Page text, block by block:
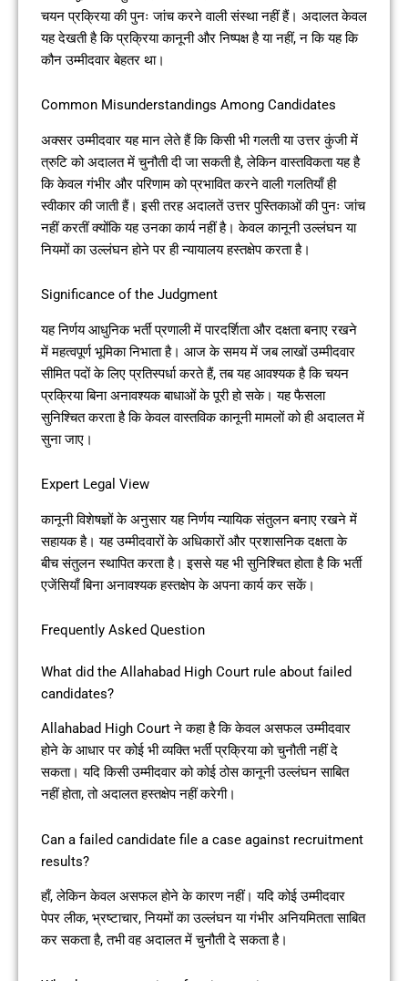
चयन प्रक्रिया की पुनः जांच करने वाली संस्था नहीं हैं। अदालत केवल
यह देखती है कि प्रक्रिया कानूनी और निष्पक्ष है या नहीं, न कि यह कि
कौन उम्मीदवार बेहतर था।
Common Misunderstandings Among Candidates
अक्सर उम्मीदवार यह मान लेते हैं कि किसी भी गलती या उत्तर कुंजी में
त्रुटि को अदालत में चुनौती दी जा सकती है, लेकिन वास्तविकता यह है
कि केवल गंभीर और परिणाम को प्रभावित करने वाली गलतियाँ ही
स्वीकार की जाती हैं। इसी तरह अदालतें उत्तर पुस्तिकाओं की पुनः जांच
नहीं करतीं क्योंकि यह उनका कार्य नहीं है। केवल कानूनी उल्लंघन या
नियमों का उल्लंघन होने पर ही न्यायालय हस्तक्षेप करता है।
Significance of the Judgment
यह निर्णय आधुनिक भर्ती प्रणाली में पारदर्शिता और दक्षता बनाए रखने
में महत्वपूर्ण भूमिका निभाता है। आज के समय में जब लाखों उम्मीदवार
सीमित पदों के लिए प्रतिस्पर्धा करते हैं, तब यह आवश्यक है कि चयन
प्रक्रिया बिना अनावश्यक बाधाओं के पूरी हो सके। यह फैसला
सुनिश्चित करता है कि केवल वास्तविक कानूनी मामलों को ही अदालत में
सुना जाए।
Expert Legal View
कानूनी विशेषज्ञों के अनुसार यह निर्णय न्यायिक संतुलन बनाए रखने में
सहायक है। यह उम्मीदवारों के अधिकारों और प्रशासनिक दक्षता के
बीच संतुलन स्थापित करता है। इससे यह भी सुनिश्चित होता है कि भर्ती
एजेंसियाँ बिना अनावश्यक हस्तक्षेप के अपना कार्य कर सकें।
Frequently Asked Question
What did the Allahabad High Court rule about failed
candidates?
Allahabad High Court ने कहा है कि केवल असफल उम्मीदवार
होने के आधार पर कोई भी व्यक्ति भर्ती प्रक्रिया को चुनौती नहीं दे
सकता। यदि किसी उम्मीदवार को कोई ठोस कानूनी उल्लंघन साबित
नहीं होता, तो अदालत हस्तक्षेप नहीं करेगी।
Can a failed candidate file a case against recruitment
results?
हाँ, लेकिन केवल असफल होने के कारण नहीं। यदि कोई उम्मीदवार
पेपर लीक, भ्रष्टाचार, नियमों का उल्लंघन या गंभीर अनियमितता साबित
कर सकता है, तभी वह अदालत में चुनौती दे सकता है।